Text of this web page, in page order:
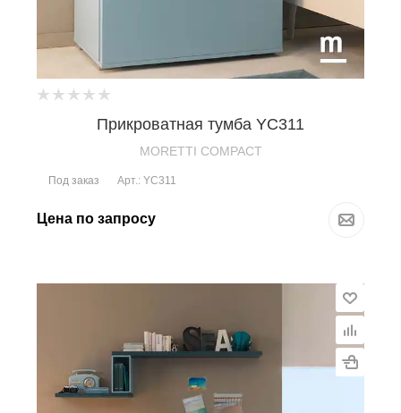
Прикроватная тумба YC311
MORETTI COMPACT
Под заказ Арт.: YC311
Цена по запросу